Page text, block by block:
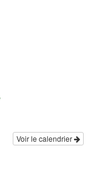
Voir le calendrier